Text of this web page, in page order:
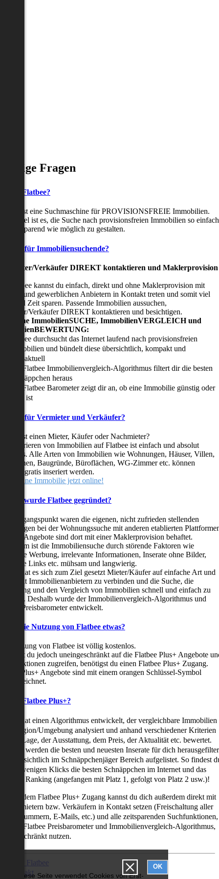
Diese Seite verwendet Cookies von Erst-
OK
Fragen
ist Flatbee?
ist eine Suchmaschine für PROVISIONSFREIE Immobilien.
Ziel ist es, die Suche nach provisionsfreien Immobilien so einfach
zeitsparend wie möglich zu gestalten.
für Immobiliensuchende?
Verkäufer DIREKT kontaktieren und Maklerprovision
Flatbee kannst du einfach, direkt und ohne Maklerprovision mit
und gewerblichen Anbietern in Kontakt treten und somit viel
und Zeit sparen. Passende Immobilien aussuchen,
Verkäufer DIREKT kontaktieren und besichtigen.
in-one ImmobilienSUCHE, ImmobilienVERGLEICH und
Flatbee durchsucht das Internet laufend nach provisionsfreien
Immobilien und bündelt diese übersichtlich, kompakt und
tagesaktuell
Der Flatbee Immobilienvergleich-Algorithmus filtert dir die besten
Schnäppchen heraus
Der Flatbee Barometer zeigt dir an, ob eine Immobilie günstig oder
teuer ist
für Vermieter und Verkäufer?
suchst einen Mieter, Käufer oder Nachmieter?
Inserieren von Immobilien auf Flatbee ist einfach und absolut
Alle Arten von Immobilien wie Wohnungen, Häuser, Villen,
Baugründe, Büroflächen, WG-Zimmer etc. können
gratis inseriert werden.
deine Immobilie jetzt online!
wurde Flatbee gegründet?
Ausgangspunkt waren die eigenen, nicht zufrieden stellenden
bei der Wohnungssuche mit anderen etablierten
alle Angebote sind dort mit einer Maklerprovision behaftet.
ist die Immobiliensuche durch störende Faktoren wie
Werbung, irrelevante Informationen, Inserate ohne Bilder,
Links etc. mühsam und langwierig.
hat es sich zum Ziel gesetzt Mieter/Käufer auf einfache Art und
mit Immobilienanbietern zu verbinden und die Suche, die
und den Vergleich von Immobilien schnell und einfach zu
Deshalb wurde der Immobilienvergleich-Algorithmus und
Preisbarometer entwickelt.
die Nutzung von Flatbee etwas?
Nutzung von Flatbee ist völlig kostenlos.
du jedoch uneingeschränkt auf die Flatbee Plus+ Angebote
zugreifen, benötigst du einen Flatbee Plus+ Zugang.
Plus+ Angebote sind mit einem orangen Schlüssel-Symbol
ist Flatbee Plus+?
hat einen Algorithmus entwickelt, der vergleichbare Immobilien
Region/Umgebung analysiert und anhand verschiedener Kriterien
der Lage, der Ausstattung, dem Preis, der Aktualität etc. bewertet.
werden die besten und neuesten Inserate für dich
übersichtlich im Schnäppchenjäger Bereich aufgelistet. So findest
nur wenigen Klicks die besten Schnäppchen im Internet und das
als Ranking (angefangen mit Platz 1, gefolgt von Platz 2 usw.)!
mit dem Flatbee Plus+ Zugang kannst du dich außerdem direkt mit
Vermietern bzw. Verkäufern in Kontakt setzen (Freischaltung aller
E-Mails, etc.) und alle zeitsparenden Suchfunktionen,
den Flatbee Preisbarometer und Immobilienvergleich-Algorithmus,
nutzen.
Über Flatbee
Kontakt